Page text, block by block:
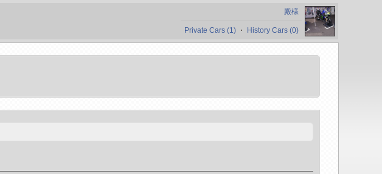
殿様
Private Cars (1) ・ History Cars (0)